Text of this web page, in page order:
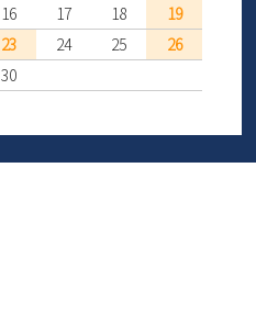
16 17 18
19
23 24 25
26
30